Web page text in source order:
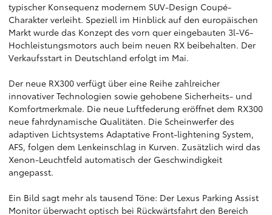
typischer Konsequenz modernem SUV-Design Coupé-
Charakter verleiht. Speziell im Hinblick auf den europäischen
Markt wurde das Konzept des vorn quer eingebauten 3l-V6-
Hochleistungsmotors auch beim neuen RX beibehalten. Der
Verkaufsstart in Deutschland erfolgt im Mai.
Der neue RX300 verfügt über eine Reihe zahlreicher
innovativer Technologien sowie gehobene Sicherheits- und
Komfortmerkmale. Die neue Luftfederung eröffnet dem RX300
neue fahrdynamische Qualitäten. Die Scheinwerfer des
adaptiven Lichtsystems Adaptative Front-lightening System,
AFS, folgen dem Lenkeinschlag in Kurven. Zusätzlich wird das
Xenon-Leuchtfeld automatisch der Geschwindigkeit
angepasst.
Ein Bild sagt mehr als tausend Töne: Der Lexus Parking Assist
Monitor überwacht optisch bei Rückwärtsfahrt den Bereich